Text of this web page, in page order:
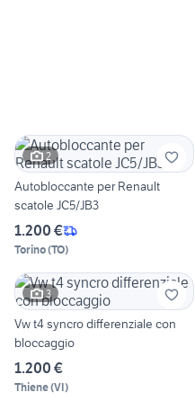
2
Autobloccante per Renault
scatole JC5/JB3
1.200 €
Torino(TO)
3
Vw t4 syncro differenziale con
bloccaggio
1.200 €
Thiene(VI)